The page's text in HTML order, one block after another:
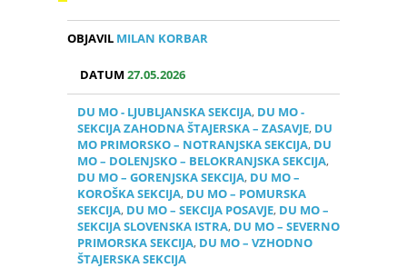
OBJAVIL MILAN KORBAR
DATUM27.05.2026
DU MO - LJUBLJANSKA SEKCIJA, DU MO -
SEKCIJA ZAHODNA ŠTAJERSKA – ZASAVJE, DU
MO PRIMORSKO – NOTRANJSKA SEKCIJA, DU
MO – DOLENJSKO – BELOKRANJSKA SEKCIJA,
DU MO – GORENJSKA SEKCIJA, DU MO –
KOROŠKA SEKCIJA, DU MO – POMURSKA
SEKCIJA, DU MO – SEKCIJA POSAVJE, DU MO –
SEKCIJA SLOVENSKA ISTRA, DU MO – SEVERNO
PRIMORSKA SEKCIJA, DU MO – VZHODNO
ŠTAJERSKA SEKCIJA